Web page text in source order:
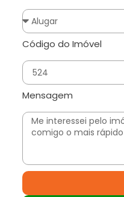
Código do Imóvel
Mensagem